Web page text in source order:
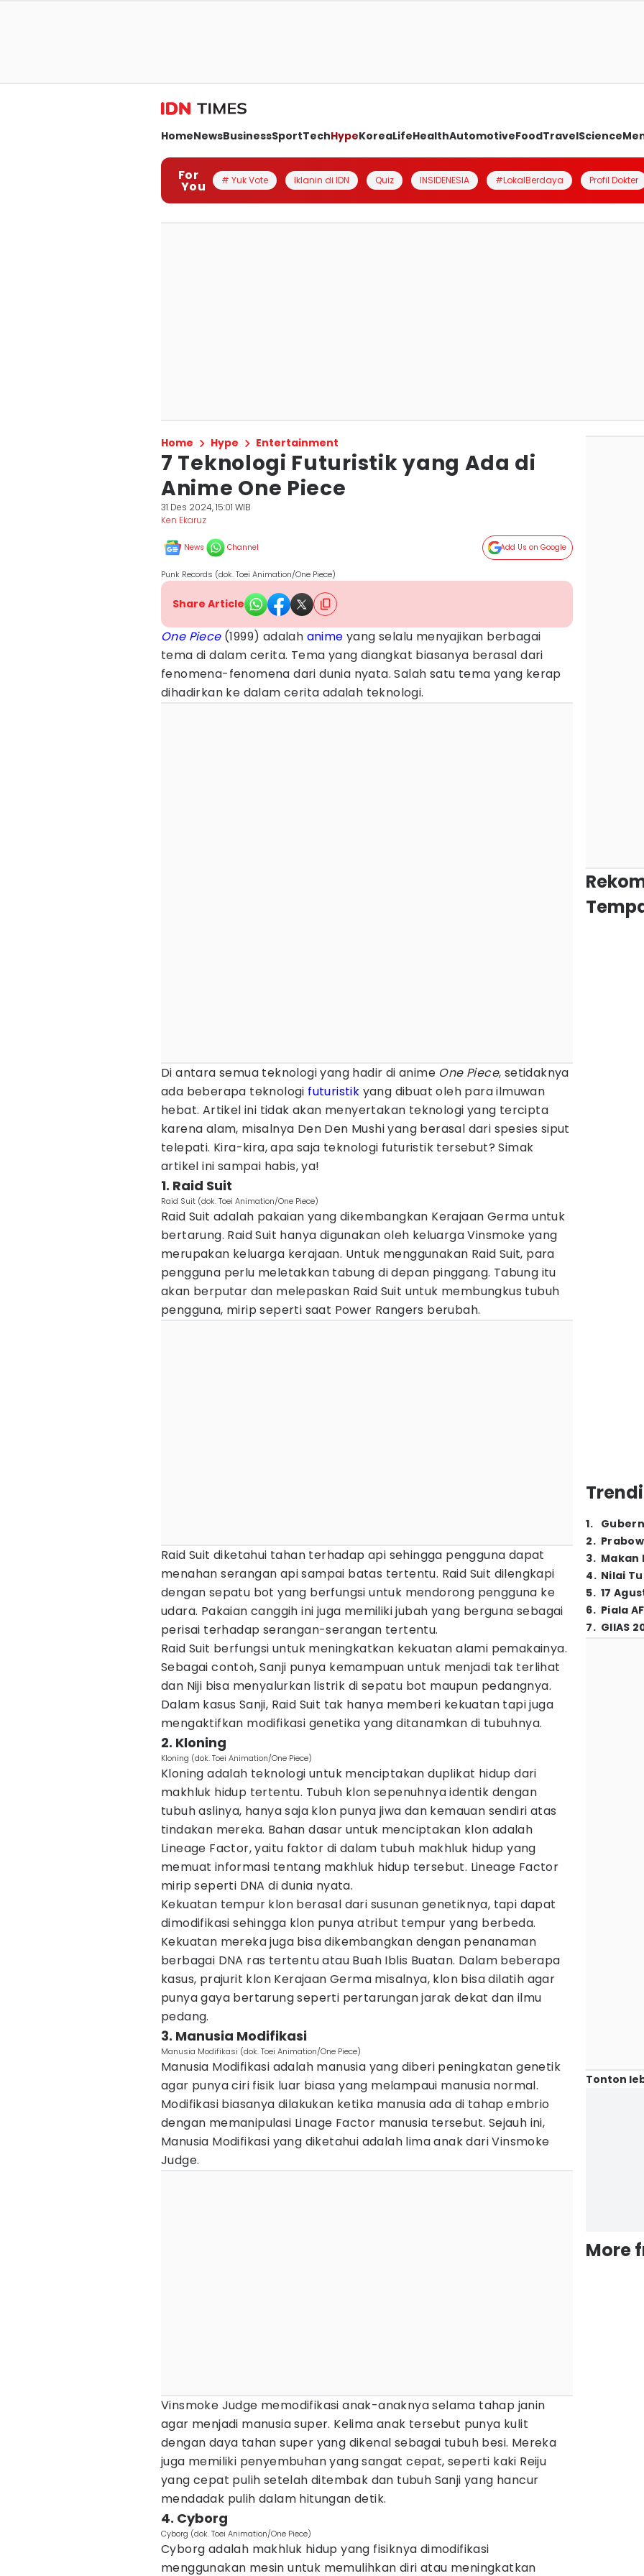
HomeNewsBusinessSportTechHypeKoreaLifeHealthAutomotiveFoodTravelScience
For
You # Yuk Vote Iklanin di IDN Quiz INSIDENESIA #LokalBerdaya Profil Dokter
Home Hype Entertainment
7 Teknologi Futuristik yang Ada di
Anime One Piece
31 Des 2024, 15:01 WIB
Ken Ekaruz
News Channel Add Us on Google
Punk Records (dok. Toei Animation/One Piece)
Share Article
One Piece(1999) adalah anime yang selalu menyajikan berbagai
tema di dalam cerita. Tema yang diangkat biasanya berasal dari
fenomena-fenomena dari dunia nyata. Salah satu tema yang kerap
dihadirkan ke dalam cerita adalah teknologi.
Di antara semua teknologi yang hadir di anime One Piece, setidaknya
ada beberapa teknologi futuristik yang dibuat oleh para ilmuwan
hebat. Artikel ini tidak akan menyertakan teknologi yang tercipta
karena alam, misalnya Den Den Mushi yang berasal dari spesies siput
telepati. Kira-kira, apa saja teknologi futuristik tersebut? Simak
artikel ini sampai habis, ya!
1. Raid Suit
Raid Suit (dok. Toei Animation/One Piece)
Raid Suit adalah pakaian yang dikembangkan Kerajaan Germa untuk
bertarung. Raid Suit hanya digunakan oleh keluarga Vinsmoke yang
merupakan keluarga kerajaan. Untuk menggunakan Raid Suit, para
pengguna perlu meletakkan tabung di depan pinggang. Tabung itu
akan berputar dan melepaskan Raid Suit untuk membungkus tubuh
pengguna, mirip seperti saat Power Rangers berubah.
Raid Suit diketahui tahan terhadap api sehingga pengguna dapat
menahan serangan api sampai batas tertentu. Raid Suit dilengkapi
dengan sepatu bot yang berfungsi untuk mendorong pengguna ke
udara. Pakaian canggih ini juga memiliki jubah yang berguna sebagai
perisai terhadap serangan-serangan tertentu.
Raid Suit berfungsi untuk meningkatkan kekuatan alami pemakainya.
Sebagai contoh, Sanji punya kemampuan untuk menjadi tak terlihat
dan Niji bisa menyalurkan listrik di sepatu bot maupun pedangnya.
Dalam kasus Sanji, Raid Suit tak hanya memberi kekuatan tapi juga
mengaktifkan modifikasi genetika yang ditanamkan di tubuhnya.
2. Kloning
Kloning (dok. Toei Animation/One Piece)
Kloning adalah teknologi untuk menciptakan duplikat hidup dari
makhluk hidup tertentu. Tubuh klon sepenuhnya identik dengan
tubuh aslinya, hanya saja klon punya jiwa dan kemauan sendiri atas
tindakan mereka. Bahan dasar untuk menciptakan klon adalah
Lineage Factor, yaitu faktor di dalam tubuh makhluk hidup yang
memuat informasi tentang makhluk hidup tersebut. Lineage Factor
mirip seperti DNA di dunia nyata.
Kekuatan tempur klon berasal dari susunan genetiknya, tapi dapat
dimodifikasi sehingga klon punya atribut tempur yang berbeda.
Kekuatan mereka juga bisa dikembangkan dengan penanaman
berbagai DNA ras tertentu atau Buah Iblis Buatan. Dalam beberapa
kasus, prajurit klon Kerajaan Germa misalnya, klon bisa dilatih agar
punya gaya bertarung seperti pertarungan jarak dekat dan ilmu
pedang.
3. Manusia Modifikasi
Manusia Modifikasi (dok. Toei Animation/One Piece)
Manusia Modifikasi adalah manusia yang diberi peningkatan genetik
agar punya ciri fisik luar biasa yang melampaui manusia normal.
Modifikasi biasanya dilakukan ketika manusia ada di tahap embrio
dengan memanipulasi Linage Factor manusia tersebut. Sejauh ini,
Manusia Modifikasi yang diketahui adalah lima anak dari Vinsmoke
Judge.
Vinsmoke Judge memodifikasi anak-anaknya selama tahap janin
agar menjadi manusia super. Kelima anak tersebut punya kulit
dengan daya tahan super yang dikenal sebagai tubuh besi. Mereka
juga memiliki penyembuhan yang sangat cepat, seperti kaki Reiju
yang cepat pulih setelah ditembak dan tubuh Sanji yang hancur
mendadak pulih dalam hitungan detik.
4. Cyborg
Cyborg (dok. Toei Animation/One Piece)
Cyborg adalah makhluk hidup yang fisiknya dimodifikasi
menggunakan mesin untuk memulihkan diri atau meningkatkan
1.
2.
3. Makan
4. Nilai
5. 17
6. Piala
7. GIIAS
Tonton
More